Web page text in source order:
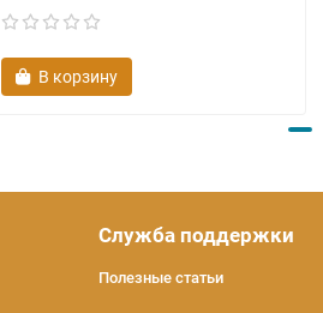
В корзину
Служба поддержки
Полезные статьи